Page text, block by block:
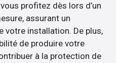
profitez dès lors d’un
assurant un
votre installation. De plus,
de produire votre
à la protection de